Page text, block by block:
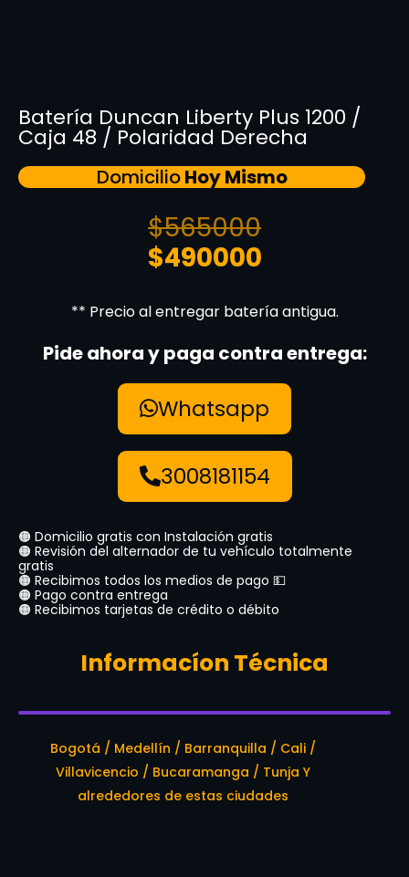
Batería Duncan Liberty Plus 1200 /
Caja 48 / Polaridad Derecha
DomicilioHoy Mismo
$565000
$490000
** Precio al entregar batería antigua.
Pide ahora y paga contra entrega:
Whatsapp
3008181154
🟠 Domicilio gratis con Instalación gratis
🟠 Revisión del alternador de tu vehículo totalmente
gratis
🟠 Recibimos todos los medios de pago 💵
🟠 Pago contra entrega
🟠 Recibimos tarjetas de crédito o débito
Informacíon Técnica
Bogotá / Medellín / Barranquilla / Cali /
Villavicencio / Bucaramanga / Tunja Y
alrededores de estas ciudades